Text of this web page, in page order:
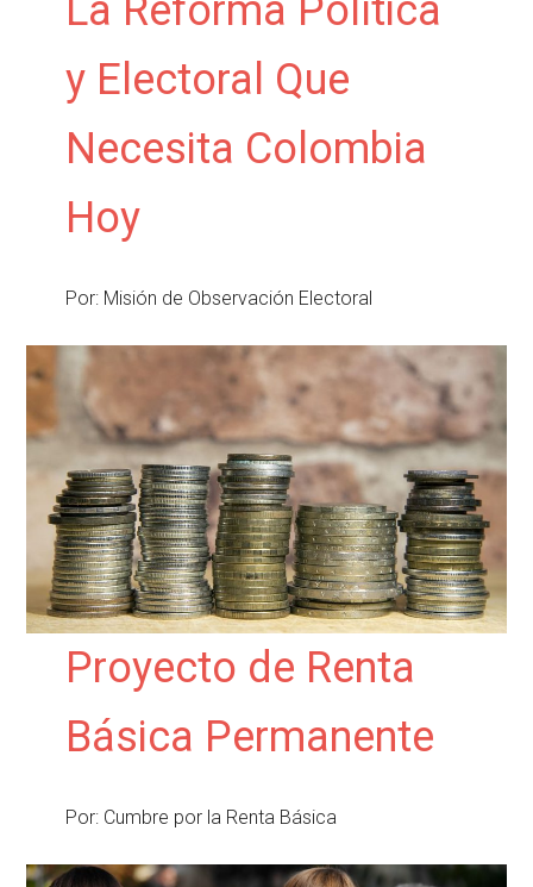
La Reforma Política
y Electoral Que
Necesita Colombia
Hoy
Por: Misión de Observación Electoral
Proyecto de Renta
Básica Permanente
Por: Cumbre por la Renta Básica